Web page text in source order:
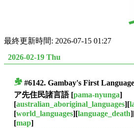
最終更新時間: 2026-07-15 01:27
2026-02-19 Thu
#6142. Gambay's First
ア先住民諸言語[pama-nyunga]
[australian_aboriginal_languages][
[world_languages][language_death
[map]